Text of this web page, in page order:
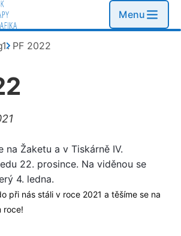
Menu
PF 2022
na Žaketu a v Tiskárně IV.
22. prosince. Na viděnou se
4. ledna.
při nás stáli v roce 2021 a těšíme se na
roce!